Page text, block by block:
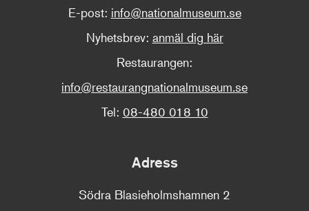
E-post: info@nationalmuseum.se
Nyhetsbrev: anmäl dig här
Restaurangen:
info@restaurangnationalmuseum.se
Tel: 08-480 018 10
Adress
Södra Blasieholmshamnen 2